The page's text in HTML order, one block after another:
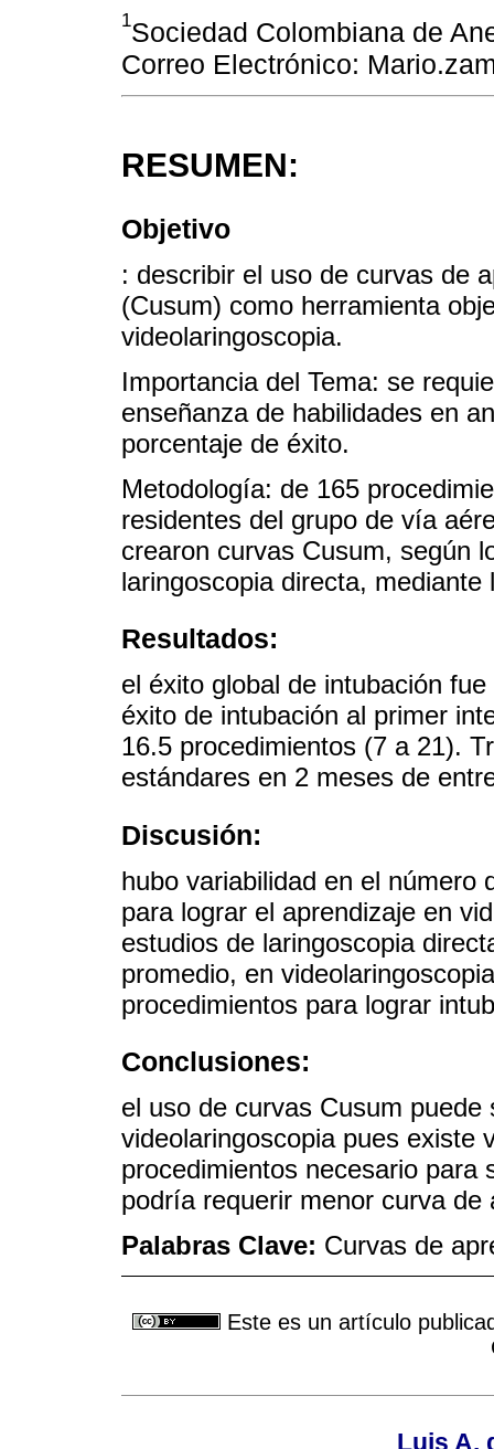
1Sociedad Colombiana de
Correo Electrónico:
RESUMEN:
Objetivo
: describir el uso de curvas de
(Cusum) como herramienta
videolaringoscopia.
Importancia del Tema: se
enseñanza de habilidades en
porcentaje de éxito.
Metodología: de 165
residentes del grupo de vía
crearon curvas Cusum, según
laringoscopia directa,
Resultados:
el éxito global de intubación
éxito de intubación al primer
16.5 procedimientos (7 a 21).
estándares en 2 meses de
Discusión:
hubo variabilidad en el número
para lograr el aprendizaje en
estudios de laringoscopia
promedio, en
procedimientos para lograr
Conclusiones:
el uso de curvas Cusum
videolaringoscopia pues existe
procedimientos necesario para
podría requerir menor curva
Palabras Clave: Curvas de
Este es un artículo
Luis A.